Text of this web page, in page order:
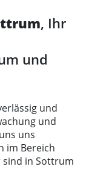
, Ihr
und
und
und
uns
im Bereich
sind in Sottrum